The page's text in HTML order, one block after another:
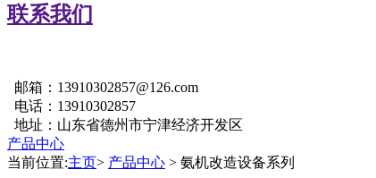
联系我们
邮箱：13910302857@126.com
电话：13910302857
地址：山东省德州市宁津经济开发区
产品中心
当前位置:主页> 产品中心 > 氨机改造设备系列